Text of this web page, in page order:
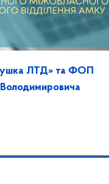
ЛТД» та ФОП